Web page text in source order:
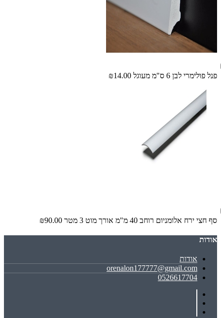
פנל פולימרי לבן 6 ס"מ מעוגל ₪14.00
סף חצי ירח אלומניום רוחב 40 מ"מ אורך מוט 3 מטר ₪90.00
אודות
אודות
orenalon177777@gmail.com
0526617704